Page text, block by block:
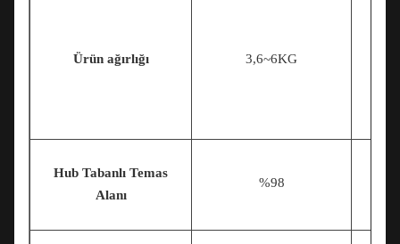
Ürün ağırlığı 3,6~6KG
Hub Tabanlı Temas
Alanı
%98